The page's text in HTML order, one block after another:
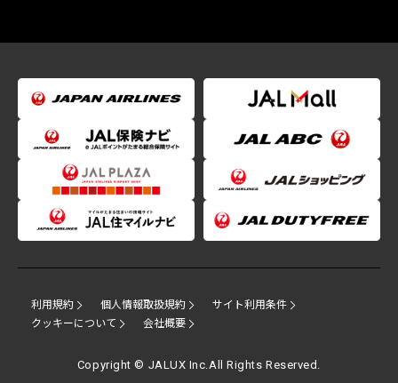
利用規約 個人情報取扱規約
サイト利用条件
クッキーについて
会社概要
Copyright © JALUX Inc.All Rights Reserved.